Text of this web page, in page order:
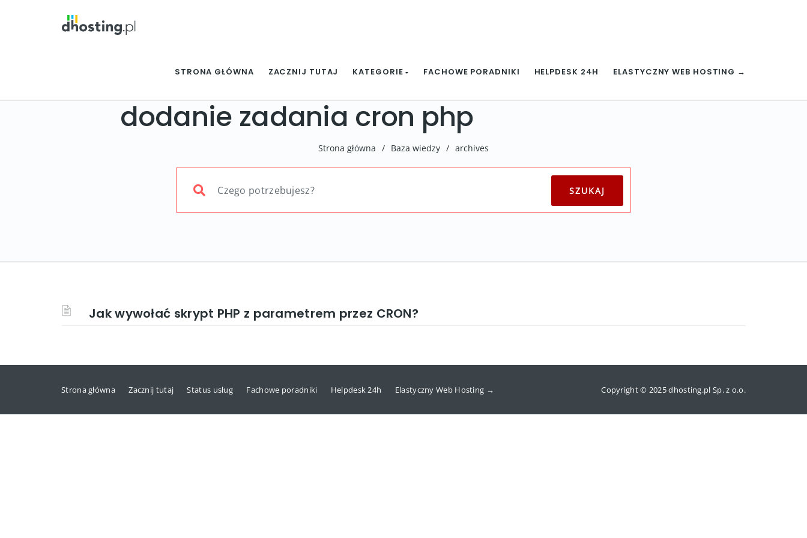
STRONA GŁÓWNA ZACZNIJ TUTAJ KATEGORIE FACHOWE PORADNIKI HELPDESK 24H ELASTYCZNY WEB HOSTING →
dodanie zadania cron php
Strona główna / Baza wiedzy / archives
Jak wywołać skrypt PHP z parametrem przez CRON?
Strona główna Zacznij tutaj Status usług Fachowe poradniki Helpdesk 24h Elastyczny Web Hosting → Copyright © 2025 dhosting.pl Sp. z o.o.